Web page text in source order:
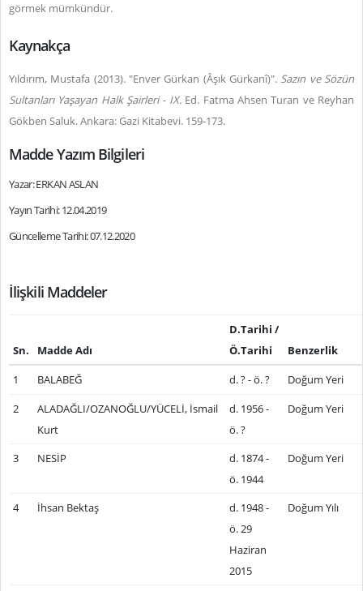
görmek mümkündür.
Kaynakça
Yıldırım, Mustafa (2013). "Enver Gürkan (Âşık Gürkanî)". Sazın ve Sözün
Sultanları Yaşayan Halk Şairleri - IX. Ed. Fatma Ahsen Turan ve Reyhan
Gökben Saluk. Ankara: Gazi Kitabevi. 159-173.
Madde Yazım Bilgileri
Yazar: ERKAN ASLAN
Yayın Tarihi: 12.04.2019
Güncelleme Tarihi: 07.12.2020
İlişkili Maddeler
Sn. Madde Adı
D.Tarihi /
Ö.Tarihi
Benzerlik
1
BALABEĞ d. ? - ö. ?
Doğum Yeri
2
ALADAĞLI/OZANOĞLU/YÜCELİ, İsmail
Kurt
d. 1956 -
ö. ?
Doğum Yeri
3 NESİP
d. 1874 -
ö. 1944
Doğum Yeri
4 İhsan Bektaş
d. 1948 -
ö. 29
Haziran
2015
Doğum Yılı